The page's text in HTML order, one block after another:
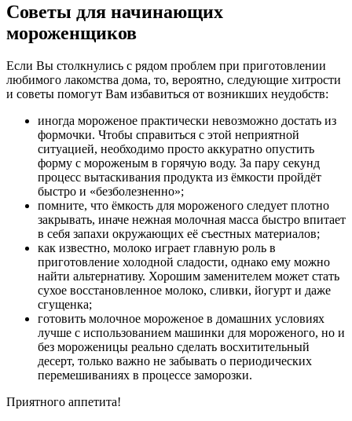
Советы для начинающих
мороженщиков
Если Вы столкнулись с рядом проблем при приготовлении
любимого лакомства дома, то, вероятно, следующие хитрости
и советы помогут Вам избавиться от возникших неудобств:
иногда мороженое практически невозможно достать из
формочки. Чтобы справиться с этой неприятной
ситуацией, необходимо просто аккуратно опустить
форму с мороженым в горячую воду. За пару секунд
процесс вытаскивания продукта из ёмкости пройдёт
быстро и «безболезненно»;
помните, что ёмкость для мороженого следует плотно
закрывать, иначе нежная молочная масса быстро впитает
в себя запахи окружающих её съестных материалов;
как известно, молоко играет главную роль в
приготовление холодной сладости, однако ему можно
найти альтернативу. Хорошим заменителем может стать
сухое восстановленное молоко, сливки, йогурт и даже
сгущенка;
готовить молочное мороженое в домашних условиях
лучше с использованием машинки для мороженого, но и
без мороженицы реально сделать восхитительный
десерт, только важно не забывать о периодических
перемешиваниях в процессе заморозки.
Приятного аппетита!